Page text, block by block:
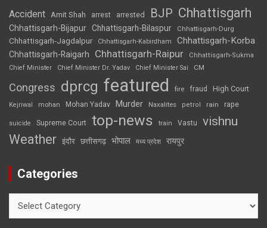
Accident Amit Shah arrest arrested BJP Chhattisgarh
Chhattisgarh-Bijapur Chhattisgarh-Bilaspur Chhattisgarh-Durg
Chhattisgarh-Jagdalpur Chhattisgarh-Kabirdham Chhattisgarh-Korba
Chhattisgarh-Raigarh Chhattisgarh-Raipur
Chhattisgarh-Sukma
Chief Minister
Chief Minister Dr. Yadav Chief Minister Sai CM
Congress dprcg featured fire fraud High Court
Kejriwal mohan Mohan Yadav Murder Naxalites petrol rain rape
suicide Supreme Court top-news train Vastu vishnu
Weather इंदौर छत्तीसगढ़ भोपाल मध्य प्रदेश रायपुर
Categories